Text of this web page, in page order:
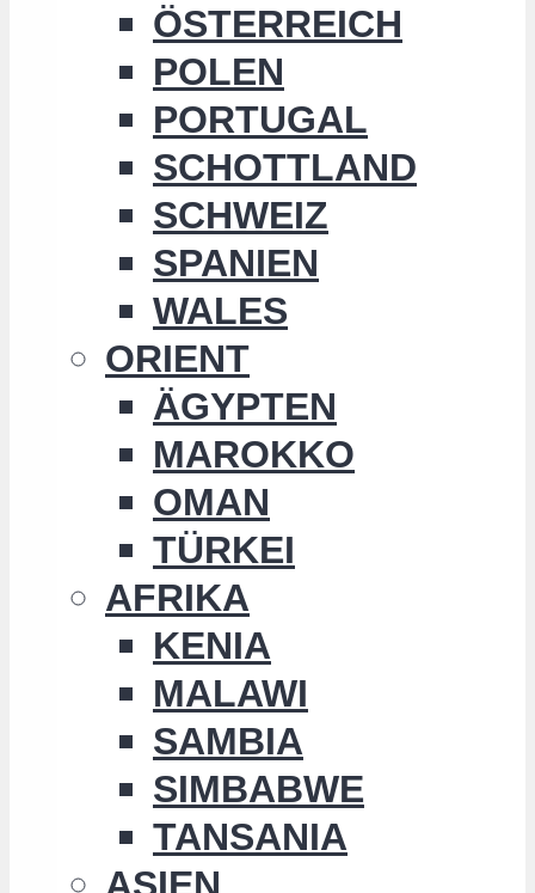
ÖSTERREICH
POLEN
PORTUGAL
SCHOTTLAND
SCHWEIZ
SPANIEN
WALES
ORIENT
ÄGYPTEN
MAROKKO
OMAN
TÜRKEI
AFRIKA
KENIA
MALAWI
SAMBIA
SIMBABWE
TANSANIA